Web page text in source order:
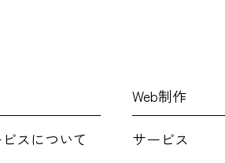
スについて
Web制作
サービス